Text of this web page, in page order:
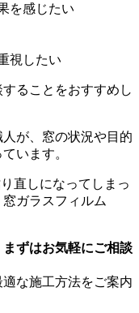
を感じたい
視したい
ることをおすすめし
が、窓の状況や目的
います。
直しになってしまっ
ガラスフィルム
ずはお気軽にご相談
な施工方法をご案内